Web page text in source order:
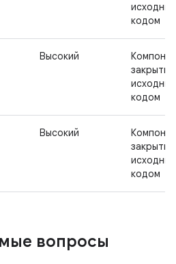
исходным
кодом
Высокий
закрытым
исходным
кодом
Высокий
закрытым
исходным
кодом
вопросы